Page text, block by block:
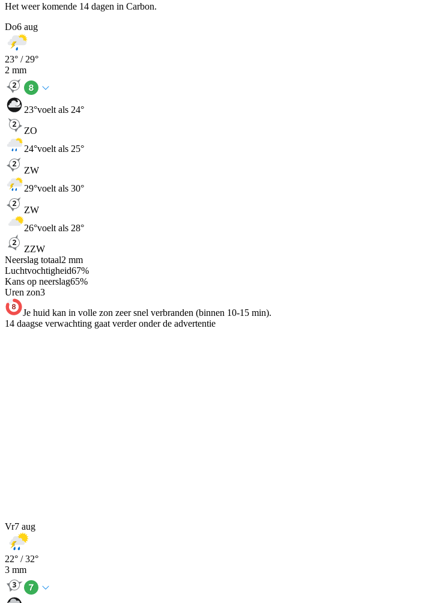
Het weer komende 14 dagen in Carbon.
Do6 aug
23° / 29°
2 mm
23°voelt als 24°
ZO
24°voelt als 25°
ZW
29°voelt als 30°
ZW
26°voelt als 28°
ZZW
Neerslag totaal2 mm
Luchtvochtigheid67%
Kans op neerslag65%
Uren zon3
Je huid kan in volle zon zeer snel verbranden (binnen 10-15 min).
14 daagse verwachting gaat verder onder de advertentie
Vr7 aug
22° /32°
3 mm